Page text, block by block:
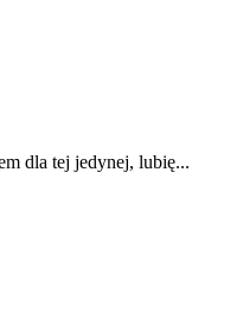
dla tej jedynej, lubię...